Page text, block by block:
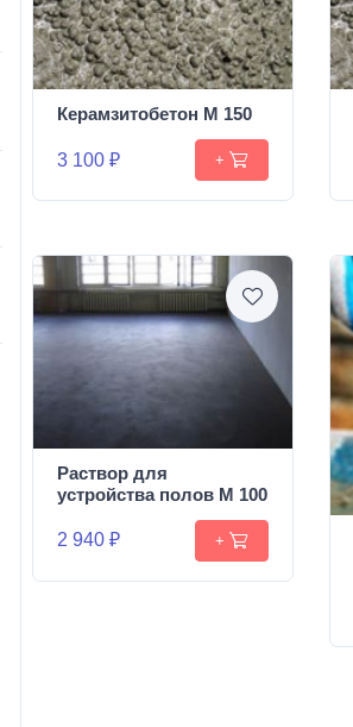
Керамзитобетон М 150
3 100 ₽ +
Раствор для
устройства полов М 100
2 940 ₽ +